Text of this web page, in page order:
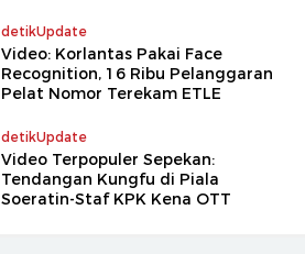
detikUpdate
Video: Korlantas Pakai Face
Recognition, 16 Ribu Pelanggaran
Pelat Nomor Terekam ETLE
detikUpdate
Video Terpopuler Sepekan:
Tendangan Kungfu di Piala
Soeratin-Staf KPK Kena OTT